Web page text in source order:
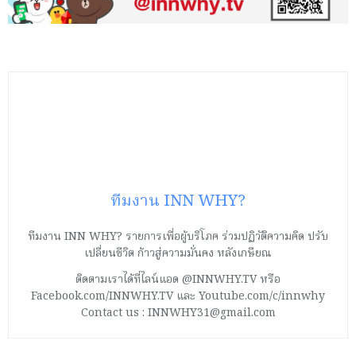
ทีมงาน INN WHY?
ทีมงาน INN WHY? รายการเพื่อผู้บริโภค ร่วมปฏิวัติความคิด ปรับ
เปลี่ยนชีวิต ก้าวสู่ความมั่นคง หลังเกษียณ
ติดตามเราได้ที่ไลน์แอด @INNWHY.TV หรือ
Facebook.com/INNWHY.TV และ Youtube.com/c/innwhy
Contact us : INNWHY31@gmail.com